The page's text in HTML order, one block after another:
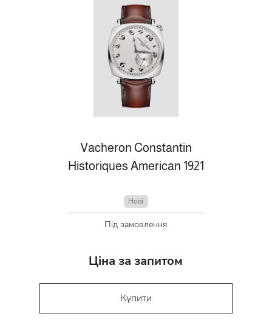
Vacheron Constantin
Historiques American 1921
Нові
Під замовлення
Ціна за запитом
Купити